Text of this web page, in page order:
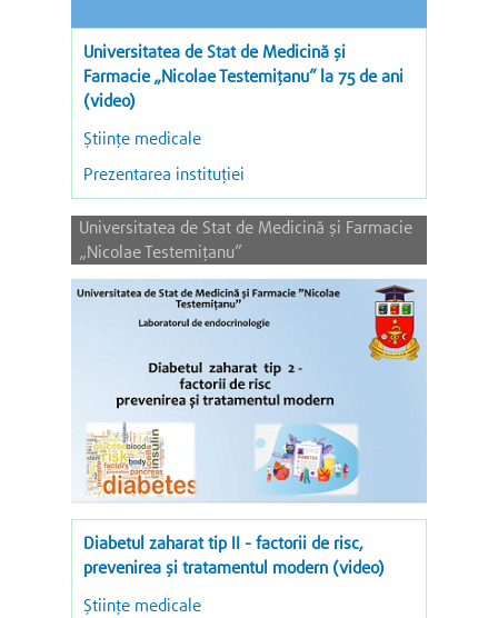
Universitatea de Stat de Medicină şi
Farmacie „Nicolae Testemiţanu” la 75 de ani
(video)
Științe medicale
Prezentarea instituției
Universitatea de Stat de Medicină și Farmacie
„Nicolae Testemițanu”
Diabetul zaharat tip II - factorii de risc,
prevenirea și tratamentul modern (video)
Științe medicale